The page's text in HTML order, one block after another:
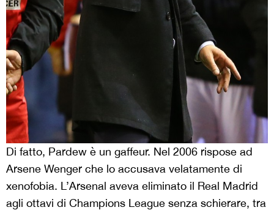
Di fatto, Pardew è un gaffeur. Nel 2006 rispose ad
Arsene Wenger che lo accusava velatamente di
xenofobia. L’Arsenal aveva eliminato il Real Madrid
agli ottavi di Champions League senza schierare, tra